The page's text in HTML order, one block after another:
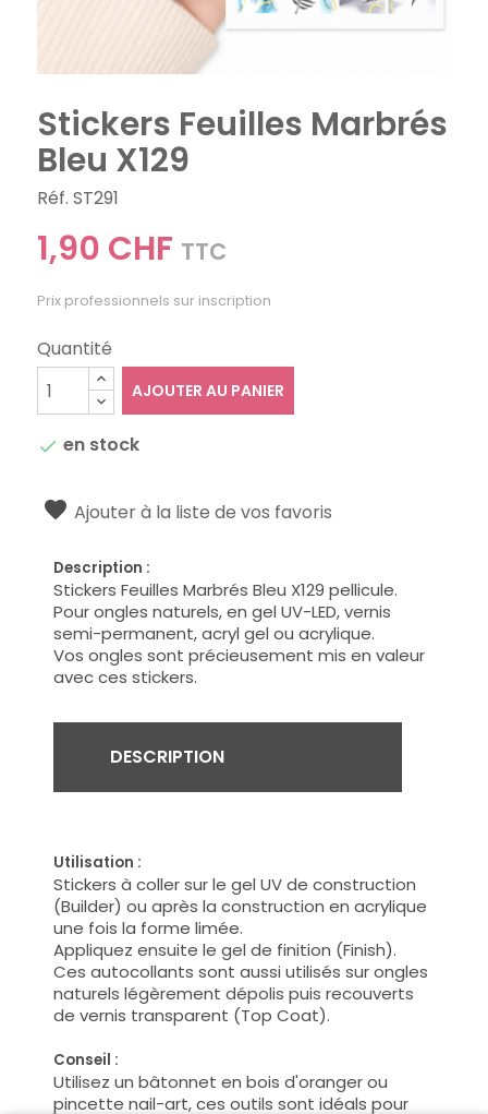
Stickers Feuilles Marbrés
Bleu X129
Réf. ST291
1,90 CHF TTC
Prix professionnels sur inscription
Quantité
AJOUTER AU PANIER
 en stock
Ajouter à la liste de vos favoris
Description :
Stickers Feuilles Marbrés Bleu X129 pellicule.
Pour ongles naturels, en gel UV-LED, vernis
semi-permanent, acryl gel ou acrylique.
Vos ongles sont précieusement mis en valeur
avec ces stickers.
DESCRIPTION
Utilisation :
Stickers à coller sur le gel UV de construction
(Builder) ou après la construction en acrylique
une fois la forme limée.
Appliquez ensuite le gel de finition (Finish).
Ces autocollants sont aussi utilisés sur ongles
naturels légèrement dépolis puis recouverts
de vernis transparent (Top Coat).
Conseil :
Utilisez un bâtonnet en bois d'oranger ou
pincette nail-art, ces outils sont idéals pour